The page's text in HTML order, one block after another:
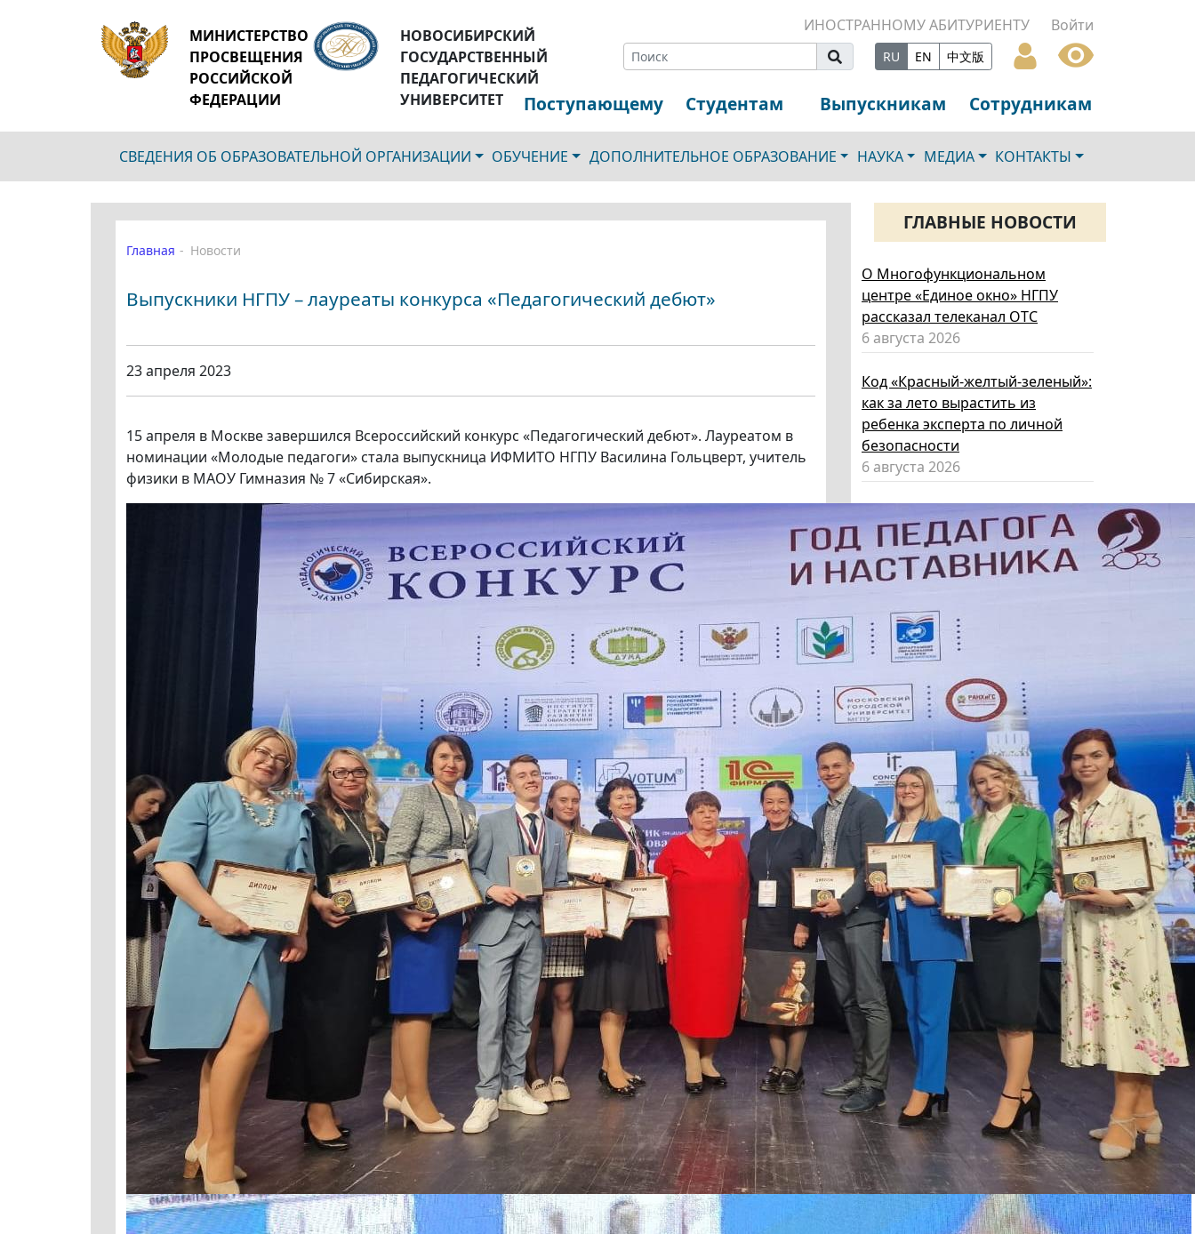
МИНИСТЕРСТВО
ПРОСВЕЩЕНИЯ
РОССИЙСКОЙ
ФЕДЕРАЦИИ
НОВОСИБИРСКИЙ
ГОСУДАРСТВЕННЫЙ
ПЕДАГОГИЧЕСКИЙ
УНИВЕРСИТЕТ
ИНОСТРАННОМУ АБИТУРИЕНТУ Войти
RU EN 中文版
Поступающему Студентам Выпускникам Сотрудникам
СВЕДЕНИЯ ОБ ОБРАЗОВАТЕЛЬНОЙ ОРГАНИЗАЦИИ ОБУЧЕНИЕ ДОПОЛНИТЕЛЬНОЕ ОБРАЗОВАНИЕ НАУКА МЕДИА КОНТАКТЫ
Главная Новости
Выпускники НГПУ – лауреаты конкурса «Педагогический дебют»
23 апреля 2023
15 апреля в Москве завершился Всероссийский конкурс «Педагогический дебют». Лауреатом в
номинации «Молодые педагоги» стала выпускница ИФМИТО НГПУ Василина Гольцверт, учитель
физики в МАОУ Гимназия № 7 «Сибирская».
ГЛАВНЫЕ НОВОСТИ
О Многофункциональном
центре «Единое окно» НГПУ
рассказал телеканал ОТС
6 августа 2026
Код «Красный-желтый-зеленый»:
как за лето вырастить из
ребенка эксперта по личной
безопасности
6 августа 2026
Эксперт НГПУ объяснил, как
выбрать «умные» очки и как ими
пользоваться, чтобы не
нарушать закон
Директор ИИГСО НГПУ:
региональный компонент курса
«Россия – мои горизонты»
поможет школьникам с
выбором актуальной профессии
5 августа 2026
НГПУ ждет первокурсников на
собрания по зачислению
4 августа 2026
В НГПУ состоялось зачисление
первокурсников по целевой,
отдельной и особой квотам
3 августа 2026